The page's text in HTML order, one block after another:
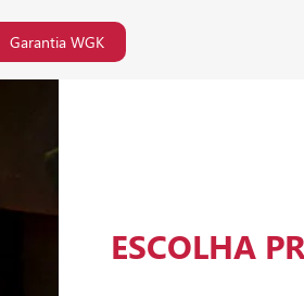
Garantia WGK
ESCOLHA